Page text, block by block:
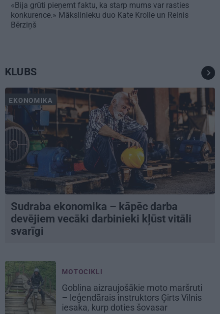
«Bija grūti pieņemt faktu, ka starp mums var rasties
konkurence.» Mākslinieku duo Kate Krolle un Reinis
Bērziņš
KLUBS
EKONOMIKA
Sudraba ekonomika – kāpēc darba
devējiem vecāki darbinieki kļūst vitāli
svarīgi
MOTOCIKLI
Goblina aizraujošākie moto maršruti
– leģendārais instruktors Ģirts Vilnis
iesaka, kurp doties šovasar